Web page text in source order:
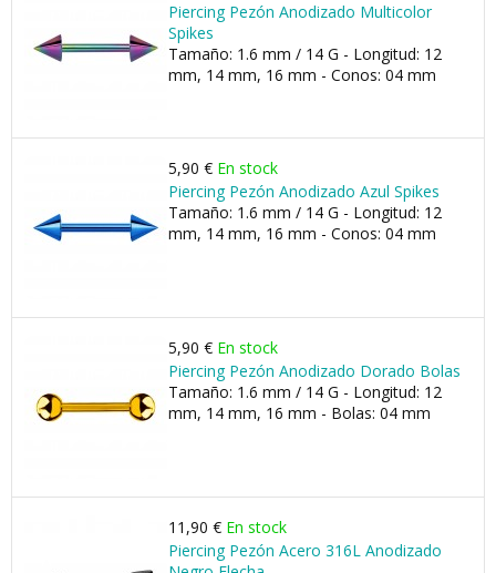
Piercing Pezón Anodizado Multicolor
Spikes
Tamaño: 1.6 mm / 14 G - Longitud: 12
mm, 14 mm, 16 mm - Conos: 04 mm
5,90 € En stock
Piercing Pezón Anodizado Azul Spikes
Tamaño: 1.6 mm / 14 G - Longitud: 12
mm, 14 mm, 16 mm - Conos: 04 mm
5,90 € En stock
Piercing Pezón Anodizado Dorado Bolas
Tamaño: 1.6 mm / 14 G - Longitud: 12
mm, 14 mm, 16 mm - Bolas: 04 mm
11,90 € En stock
Piercing Pezón Acero 316L Anodizado